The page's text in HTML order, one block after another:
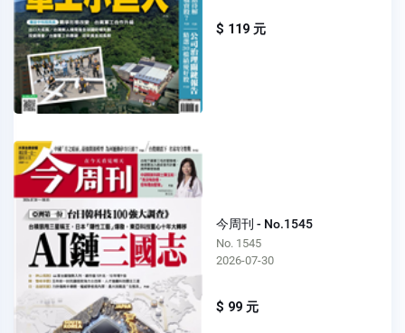
$ 119 元
今周刊 - No.1545
No. 1545
2026-07-30
$ 99 元